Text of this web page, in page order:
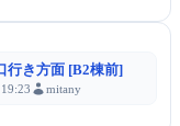
行き方面 [B2棟前]
mitany